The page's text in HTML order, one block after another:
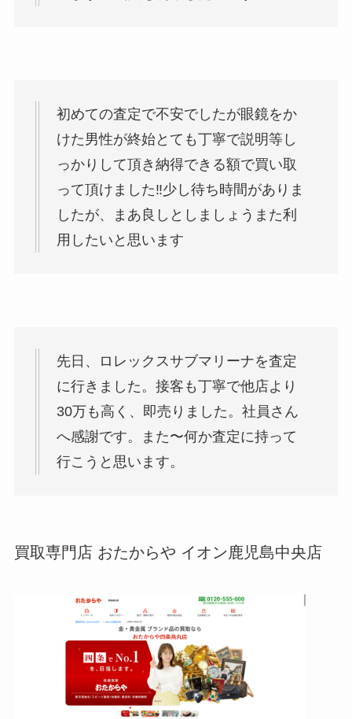
初めての査定で不安でしたが眼鏡をか
けた男性が終始とても丁寧で説明等し
っかりして頂き納得できる額で買い取
って頂けました‼︎少し待ち時間がありま
したが、まあ良しとしましょうまた利
用したいと思います
先日、ロレックスサブマリーナを査定
に行きました。接客も丁寧で他店より
30万も高く、即売りました。社員さん
へ感謝です。また〜何か査定に持って
行こうと思います。
買取専門店 おたからや イオン鹿児島中央店